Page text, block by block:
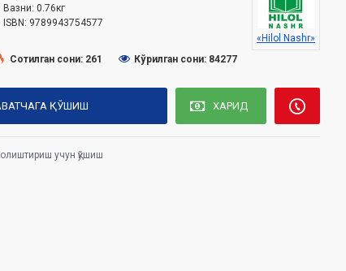
Вазни: 0.76кг
ISBN: 9789943754577
«Hilol Nashr»
Сотилган сони: 261
Кўрилган сони: 84277
ҚЎШИШ ХАРИД
учун қўшиш